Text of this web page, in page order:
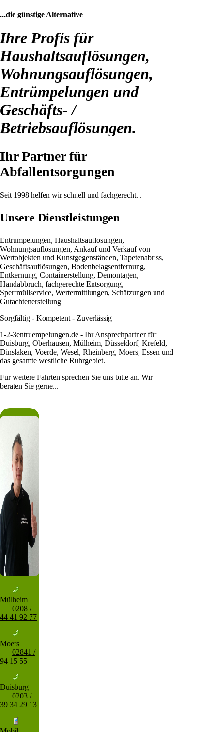
...die günstige Alternative
Ihre Profis für
Haushaltsauflösungen,
Wohnungsauflösungen,
Entrümpelungen und
Geschäfts- /
Betriebsauflösungen.
Ihr Partner für
Abfallentsorgungen
Seit 1998 helfen wir schnell und fachgerecht...
Unsere Dienstleistungen
Entrümpelungen, Haushaltsauflösungen,
Wohnungsauflösungen, Ankauf und Verkauf von
Wertobjekten und Kunstgegenständen, Tapetenabriss,
Geschäftsauflösungen, Bodenbelagsentfernung,
Entkernung, Containerstellung, Demontagen,
Handabbruch, fachgerechte Entsorgung,
Sperrmüllservice, Wertermittlungen, Schätzungen und
Gutachtenerstellung
Sorgfältig - Kompetent - Zuverlässig
1-2-3entruempelungen.de - Ihr Ansprechpartner für
Duisburg, Oberhausen, Mülheim, Düsseldorf, Krefeld,
Dinslaken, Voerde, Wesel, Rheinberg, Moers, Essen und
das gesamte westliche Ruhrgebiet.
Für weitere Fahrten sprechen Sie uns bitte an. Wir
beraten Sie gerne...
Mülheim
0208 /
44 41 92 77
Moers
02841 /
94 15 55
Duisburg
0203 /
39 34 29 13